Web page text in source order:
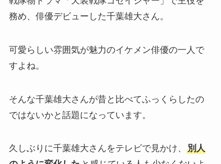
務め、俳優デビューした千葉雄大さん。
可愛らしい雰囲気が魅力のイケメン俳優の一人で
すよね。
そんな千葉雄大さんが昔と比べてふっくらしたの
ではないかと話題になっています。
久しぶりに千葉雄大さんをテレビで見かけ、 別人